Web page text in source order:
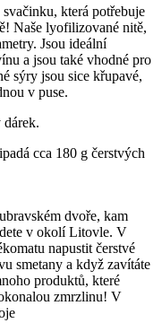
která potřebuje
Naše lyofilizované nitě,
Jsou ideální
a jsou také vhodné pro
sýry jsou sice křupavé,
v puse.
cca 180 g čerstvých
dvoře, kam
v okolí Litovle. V
napustit čerstvé
smetany a když zavítáte
produktů, které
zmrzlinu! V